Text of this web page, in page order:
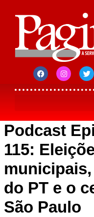
Podcast
115:
do PT e o
São Paulo